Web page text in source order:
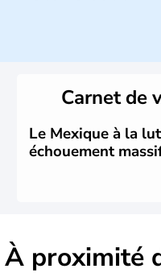
Bordé au Sud par le
Carnet de
Le Mexique à la
échouement
À proximité